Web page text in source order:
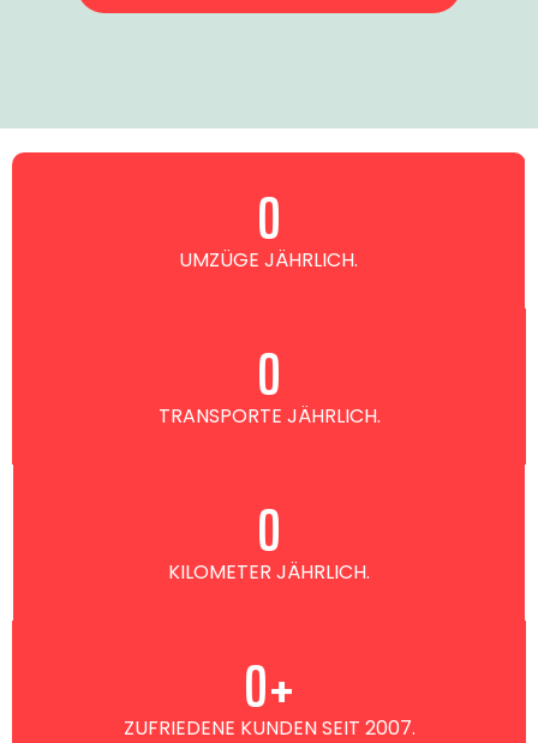
UMZÜGE JÄHRLICH.
0
TRANSPORTE JÄHRLICH.
0
KILOMETER JÄHRLICH.
0
ZUFRIEDENE KUNDEN SEIT 2007.
0+